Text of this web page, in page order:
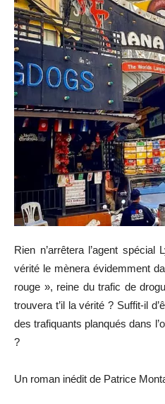
Rien n’arrêtera l’agent
vérité le mènera évidemment
rouge », reine du trafic de
trouvera t’il la vérité ? Suffit-il
des trafiquants planqués dans
?
Un roman inédit de Patrice